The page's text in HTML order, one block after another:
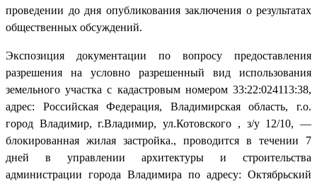
проведении до дня опубликования заключения о результатах
общественных обсуждений.
Экспозиция документации по вопросу предоставления
разрешения на условно разрешенный вид использования
земельного участка с кадастровым номером 33:22:024113:38,
адрес: Российская Федерация, Владимирская область, г.о.
город Владимир, г.Владимир, ул.Котовского , з/у 12/10, —
блокированная жилая застройка., проводится в течении 7
дней в управлении архитектуры и строительства
администрации города Владимира по адресу: Октябрьский